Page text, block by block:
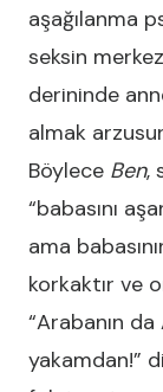
aşağılanma
seksin
derininde
almak
Böylece Ben,
“babasını
ama
korkaktır ve
“Arabanın
yakamdan!”